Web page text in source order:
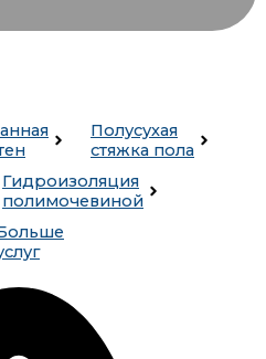
Полусухая
стяжка пола
Гидроизоляция
полимочевиной